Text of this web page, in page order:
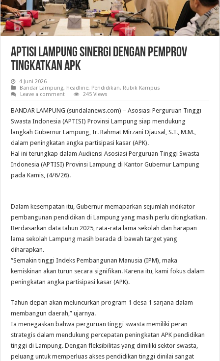
APTISI Lampung Sinergi dengan Pemprov
Tingkatkan APK
4 Juni 2026
Bandar Lampung, headline, Pendidikan, Rubik Kampus
Leave a comment
245 Views
BANDAR LAMPUNG (sundalanews.com) – Asosiasi Perguruan Tinggi
Swasta Indonesia (APTISI) Provinsi Lampung siap mendukung
langkah Gubernur Lampung, Ir. Rahmat Mirzani Djausal, S.T., M.M.,
dalam peningkatan angka partisipasi kasar (APK).
Hal ini terungkap dalam Audiensi Asosiasi Perguruan Tinggi Swasta
Indonesia (APTISI) Provinsi Lampung di Kantor Gubernur Lampung
pada Kamis, (4/6/26).
Dalam kesempatan itu, Gubernur memaparkan sejumlah indikator
pembangunan pendidikan di Lampung yang masih perlu ditingkatkan.
Berdasarkan data tahun 2025, rata-rata lama sekolah dan harapan
lama sekolah Lampung masih berada di bawah target yang
diharapkan.
“Semakin tinggi Indeks Pembangunan Manusia (IPM), maka
kemiskinan akan turun secara signifikan. Karena itu, kami fokus dalam
peningkatan angka partisipasi kasar (APK).
Tahun depan akan meluncurkan program 1 desa 1 sarjana dalam
membangun daerah,” ujarnya.
Ia menegaskan bahwa perguruan tinggi swasta memiliki peran
strategis dalam mendukung percepatan peningkatan APK pendidikan
tinggi di Lampung. Dengan fleksibilitas yang dimiliki sektor swasta,
peluang untuk memperluas akses pendidikan tinggi dinilai sangat